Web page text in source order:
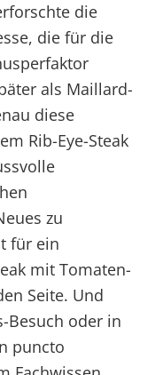
die
die für die
als Maillard-
diese
Rib-Eye-Steak
zu
für ein
mit Tomaten-
Seite. Und
Besuch oder in
puncto